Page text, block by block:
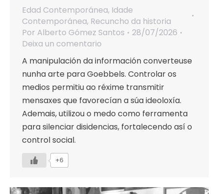
Edad Contemporánea, Idade
Contemporánea, Recuncho da historia
Por Alberto Gómez Santos
28/07/2026
Deixa un comentario
A manipulación da información converteuse
nunha arte para Goebbels. Controlar os
medios permitiu ao réxime transmitir
mensaxes que favorecían a súa ideoloxía.
Ademais, utilizou o medo como ferramenta
para silenciar disidencias, fortalecendo así o
control social.
+6